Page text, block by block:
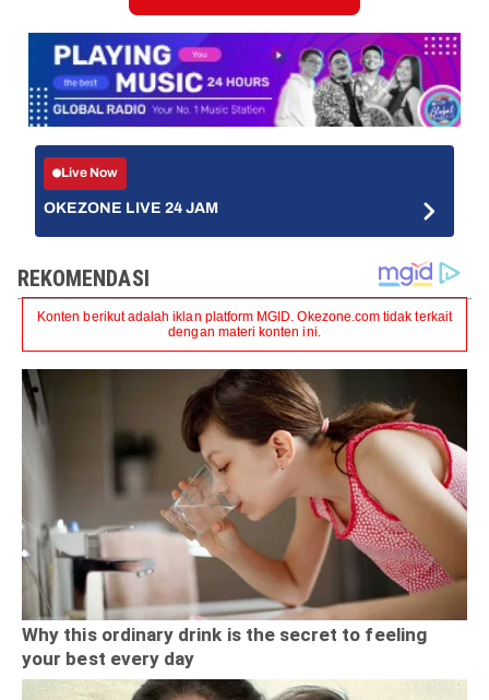
Live Now
OKEZONE LIVE 24 JAM